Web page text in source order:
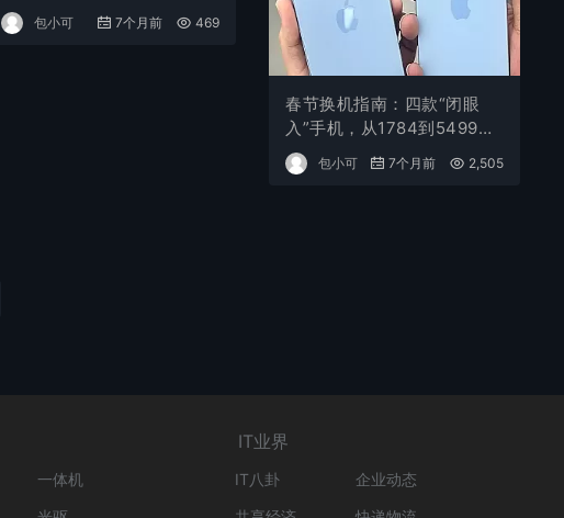
总有一台适合你
包小可 7个月前 469
春节换机指南：四款“闭眼
入”手机，从1784到5499，
总有一台适合你
包小可 7个月前 2,505
一体机
IT业界
IT八卦
企业动态